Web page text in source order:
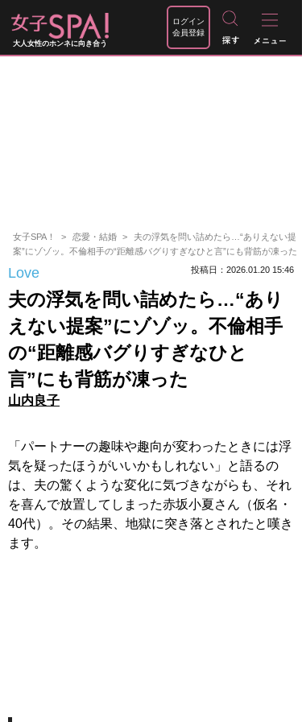
大人女性のホンネに向き合う
ログイン
会員登録
女子SPA！ 恋愛・結婚
夫の浮気を問い詰めたら…“ありえない提
案”にゾゾッ。不倫相手の“距離感バグりすぎなひと言”にも背筋が凍った
Love 投稿日：2026.01.20 15:46
夫の浮気を問い詰めたら…“あり
えない提案”にゾゾッ。不倫相手
の“距離感バグりすぎなひと
言”にも背筋が凍った
山内良子
「パートナーの趣味や趣向が変わったときには浮
気を疑ったほうがいいかもしれない」と語るの
は、夫の驚くような変化に気づきながらも、それ
を喜んで放置してしまった赤坂小夏さん（仮名・
40代）。その結果、地獄に突き落とされたと嘆き
ます。